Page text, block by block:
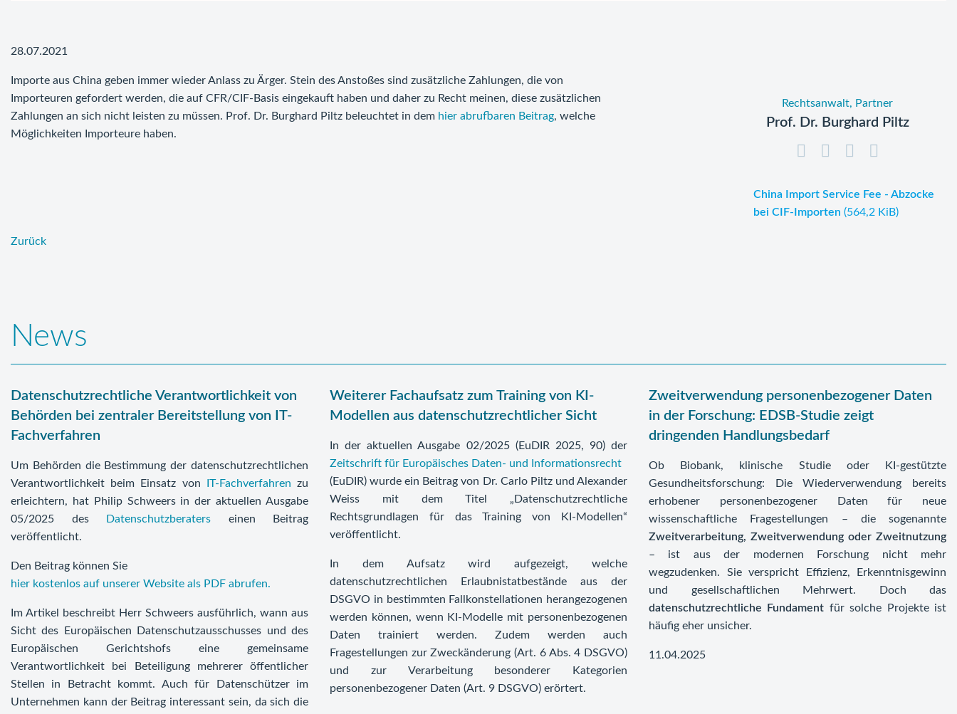
28.07.2021
Importe aus China geben immer wieder Anlass zu Ärger. Stein des Anstoßes sind zusätzliche Zahlungen, die von
Importeuren gefordert werden, die auf CFR/CIF-Basis eingekauft haben und daher zu Recht meinen, diese zusätzlichen
Zahlungen an sich nicht leisten zu müssen. Prof. Dr. Burghard Piltz beleuchtet in dem hier abrufbaren Beitrag, welche
Möglichkeiten Importeure haben.
Rechtsanwalt, Partner
Prof. Dr. Burghard Piltz
China Import Service Fee - Abzocke
bei CIF-Importen (564,2 KiB)
Zurück
News
Datenschutzrechtliche Verantwortlichkeit von
Behörden bei zentraler Bereitstellung von IT-
Fachverfahren
Um Behörden die Bestimmung der datenschutzrechtlichen
Verantwortlichkeit beim Einsatz von
IT-Fachverfahren zu
erleichtern, hat Philip Schweers in der aktuellen Ausgabe
05/2025 des
Datenschutzberaters einen Beitrag
veröffentlicht.
Den Beitrag können Sie
hier kostenlos auf unserer Website als PDF abrufen.
Im Artikel beschreibt Herr Schweers ausführlich, wann aus
Sicht des Europäischen Datenschutzausschusses und des
Europäischen Gerichtshofs eine gemeinsame
Verantwortlichkeit bei Beteiligung mehrerer öffentlicher
Stellen in Betracht kommt. Auch für Datenschützer im
Unternehmen kann der Beitrag interessant sein, da sich die
Weiterer Fachaufsatz zum Training von KI-
Modellen aus datenschutzrechtlicher Sicht
In der aktuellen Ausgabe 02/2025 (EuDIR 2025, 90) der
Zeitschrift für Europäisches Daten- und Informationsrecht
(EuDIR) wurde ein Beitrag von Dr. Carlo Piltz und Alexander
Weiss mit dem Titel „Datenschutzrechtliche
Rechtsgrundlagen für das Training von KI-Modellen“
veröffentlicht.
In dem Aufsatz wird aufgezeigt, welche
datenschutzrechtlichen Erlaubnistatbestände aus der
DSGVO in bestimmten Fallkonstellationen herangezogenen
werden können, wenn KI-Modelle mit personenbezogenen
Daten trainiert werden. Zudem werden auch
Fragestellungen zur Zweckänderung (Art. 6 Abs. 4 DSGVO)
und zur Verarbeitung besonderer Kategorien
personenbezogener Daten (Art. 9 DSGVO) erörtert.
Zweitverwendung personenbezogener Daten
in der Forschung: EDSB-Studie zeigt
dringenden Handlungsbedarf
Ob Biobank, klinische Studie oder KI-gestützte
Gesundheitsforschung: Die Wiederverwendung bereits
erhobener personenbezogener Daten für neue
wissenschaftliche Fragestellungen – die sogenannte
Zweitverarbeitung, Zweitverwendung oder Zweitnutzung
– ist aus der modernen Forschung nicht mehr
wegzudenken. Sie verspricht Effizienz, Erkenntnisgewinn
und gesellschaftlichen Mehrwert. Doch das
datenschutzrechtliche Fundament für solche Projekte ist
häufig eher unsicher.
11.04.2025